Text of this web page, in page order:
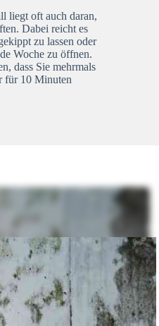
liegt oft auch daran,
Dabei reicht es
zu lassen oder
Woche zu öffnen.
dass Sie mehrmals
für 10 Minuten